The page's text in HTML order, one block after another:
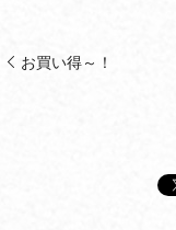
お買い得～！